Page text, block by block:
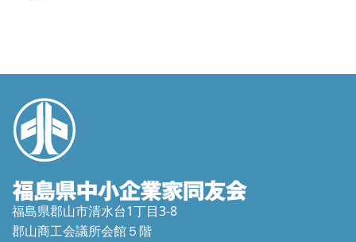
福島県郡山市清水台1丁目3-8
郡山商工会議所会館５階